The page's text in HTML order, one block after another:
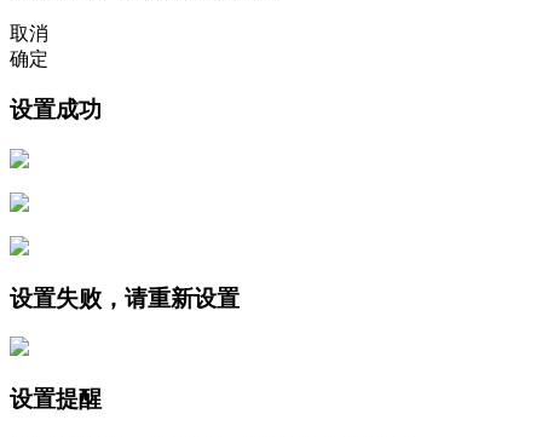
取消
确定
设置成功
设置失败，请重新设置
设置提醒